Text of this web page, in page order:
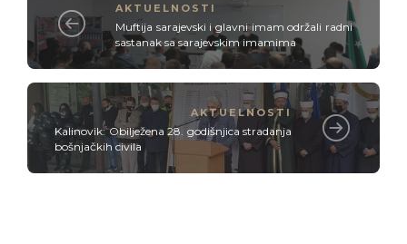
AKTUELNOSTI
Muftija sarajevski i glavni imam održali radni
sastanak sa sarajevskim imamima
AKTUELNOSTI
Kalinovik: Obilježena 28. godišnjica stradanja
bošnjačkih civila